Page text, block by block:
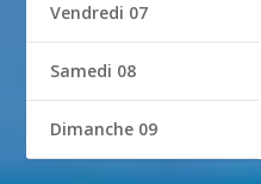
Vendredi 07
Samedi 08
Dimanche 09